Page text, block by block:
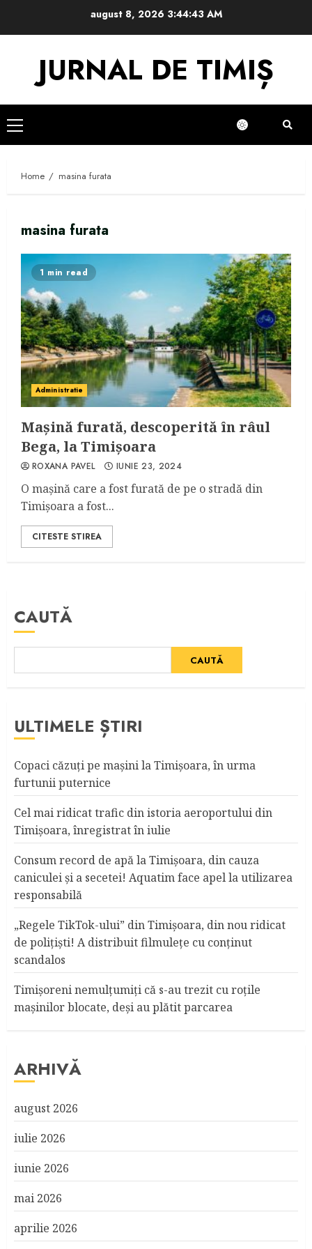
august 8, 2026 3:44:43 AM
JURNAL DE TIMIȘ
Primary
Menu
Home masina furata
masina furata
1 min read
Administratie
Mașină furată, descoperită în râul
Bega, la Timișoara
ROXANA PAVEL IUNIE 23, 2024
O mașină care a fost furată de pe o stradă din
Timișoara a fost...
CITESTE STIREA
CAUTĂ
CAUTĂ
ULTIMELE ȘTIRI
Copaci căzuţi pe maşini la Timişoara, în urma
furtunii puternice
Cel mai ridicat trafic din istoria aeroportului din
Timişoara, înregistrat în iulie
Consum record de apă la Timişoara, din cauza
caniculei şi a secetei! Aquatim face apel la utilizarea
responsabilă
„Regele TikTok-ului” din Timişoara, din nou ridicat
de poliţişti! A distribuit filmuleţe cu conţinut
scandalos
Timişoreni nemulţumiţi că s-au trezit cu roţile
maşinilor blocate, deşi au plătit parcarea
ARHIVĂ
august 2026
iulie 2026
iunie 2026
mai 2026
aprilie 2026